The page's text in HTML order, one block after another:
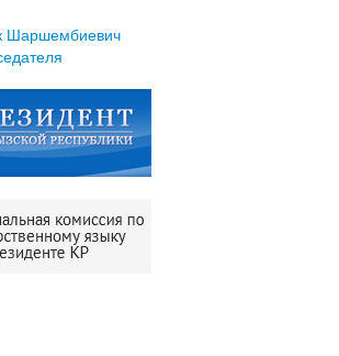
Шаршембиевич